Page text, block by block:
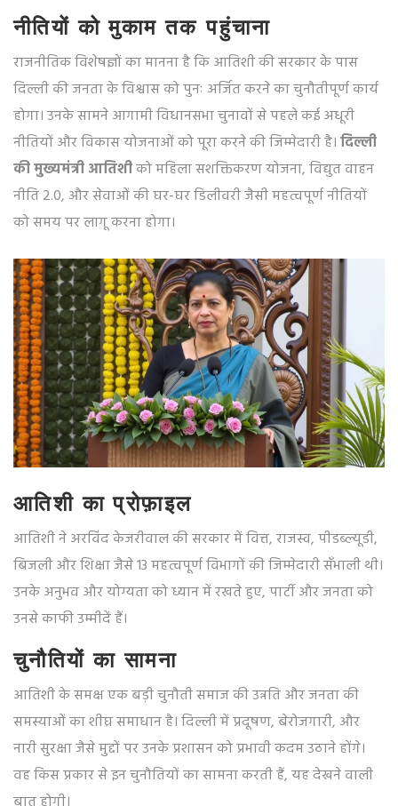
नीतियों को मुकाम तक पहुंचाना
राजनीतिक विशेषज्ञों का मानना है कि आतिशी की सरकार के पास
दिल्ली की जनता के विश्वास को पुनः अर्जित करने का चुनौतीपूर्ण कार्य
होगा। उनके सामने आगामी विधानसभा चुनावों से पहले कई अधूरी
नीतियों और विकास योजनाओं को पूरा करने की जिम्मेदारी है।दिल्ली
की मुख्यमंत्री आतिशीको महिला सशक्तिकरण योजना, विद्युत वाहन
नीति 2.0, और सेवाओं की घर-घर डिलीवरी जैसी महत्वपूर्ण नीतियों
को समय पर लागू करना होगा।
आतिशी का प्रोफ़ाइल
आतिशी ने अरविंद केजरीवाल की सरकार में वित्त, राजस्व, पीडब्ल्यूडी,
बिजली और शिक्षा जैसे 13 महत्वपूर्ण विभागों की जिम्मेदारी सँभाली थी।
उनके अनुभव और योग्यता को ध्यान में रखते हुए, पार्टी और जनता को
उनसे काफी उम्मीदें हैं।
चुनौतियों का सामना
आतिशी के समक्ष एक बड़ी चुनौती समाज की उन्नति और जनता की
समस्याओं का शीघ्र समाधान है। दिल्ली में प्रदूषण, बेरोजगारी, और
नारी सुरक्षा जैसे मुद्दों पर उनके प्रशासन को प्रभावी कदम उठाने होंगे।
वह किस प्रकार से इन चुनौतियों का सामना करती हैं, यह देखने वाली